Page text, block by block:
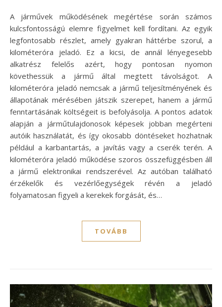
A járművek működésének megértése során számos
kulcsfontosságú elemre figyelmet kell fordítani. Az egyik
legfontosabb részlet, amely gyakran háttérbe szorul, a
kilométeróra jeladó. Ez a kicsi, de annál lényegesebb
alkatrész felelős azért, hogy pontosan nyomon
követhessük a jármű által megtett távolságot. A
kilométeróra jeladó nemcsak a jármű teljesítményének és
állapotának mérésében játszik szerepet, hanem a jármű
fenntartásának költségeit is befolyásolja. A pontos adatok
alapján a járműtulajdonosok képesek jobban megérteni
autóik használatát, és így okosabb döntéseket hozhatnak
például a karbantartás, a javítás vagy a cserék terén. A
kilométeróra jeladó működése szoros összefüggésben áll
a jármű elektronikai rendszerével. Az autóban található
érzékelők és vezérlőegységek révén a jeladó
folyamatosan figyeli a kerekek forgását, és…
TOVÁBB